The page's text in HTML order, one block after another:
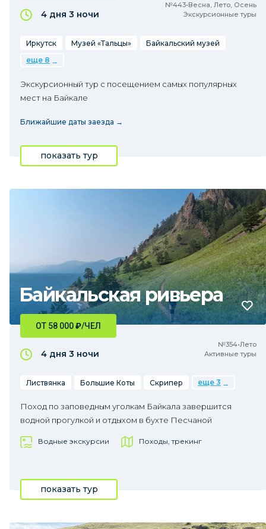
№443•Весна, Лето, Осень
Экскурсионные туры
4 дня 3 ночи
Иркутск Музей «Тальцы»
Байкальский музей
еще 8
Экскурсионный тур с посещением самых популярных
мест на Байкале
Ближайшие даты заезда →
показать тур
Байкальская ривьера
№354•Лето
Активные туры
ОТ 58 000₽/ЧЕЛ
4 дня 3 ночи
Листвянка Большие Коты Скрипер еще 3
Поход по заповедным уголкам Байкала завершится
водной прогулкой и отдыхом в бухте Песчаной
Водные экскурсии Походы, трекинг
показать тур